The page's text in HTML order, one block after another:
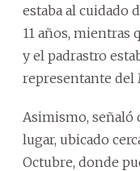
estaba al cuidado
11 años, mientras
y el padrastro
representante
Asimismo, señaló
lugar, ubicado
Octubre, donde